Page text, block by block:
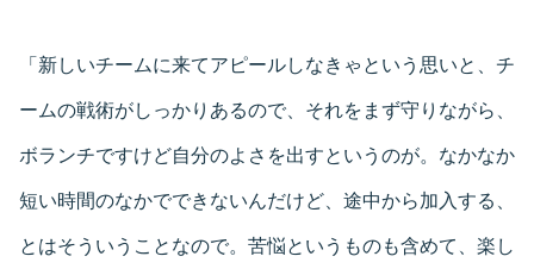
「新しいチームに来てアピールしなきゃという思いと、チ
ームの戦術がしっかりあるので、それをまず守りながら、
ボランチですけど自分のよさを出すというのが。なかなか
短い時間のなかでできないんだけど、途中から加入する、
とはそういうことなので。苦悩というものも含めて、楽し